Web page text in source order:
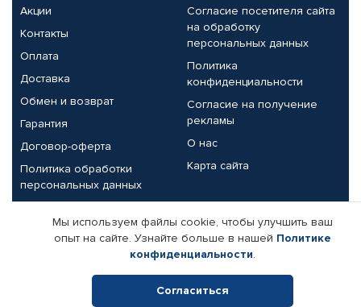
Акции
Контакты
Оплата
Доставка
Обмен и возврат
Гарантия
Договор-оферта
Политика обработки
персональных данных
Согласие посетителя сайта
на обработку
персональных данных
Политика
конфиденциальности
Согласие на получение
рекламы
О нас
Карта сайта
Партнерам
Корпоративным клиентам
Поставщикам
Реквизиты компании
Мы используем файлы cookie, чтобы улучшить ваш
опыт на сайте. Узнайте больше в нашей Политике
конфиденциальности.
Согласиться